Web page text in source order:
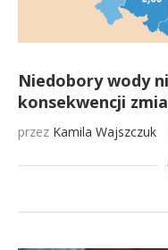
Niedobory wody
konsekwencji
przez Kamila Wajszczuk